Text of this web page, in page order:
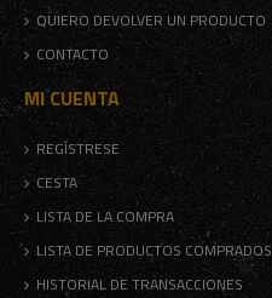
QUIERO DEVOLVER UN PRODUCTO
CONTACTO
MI CUENTA
REGÍSTRESE
CESTA
LISTA DE LA COMPRA
LISTA DE PRODUCTOS COMPRADOS
HISTORIAL DE TRANSACCIONES